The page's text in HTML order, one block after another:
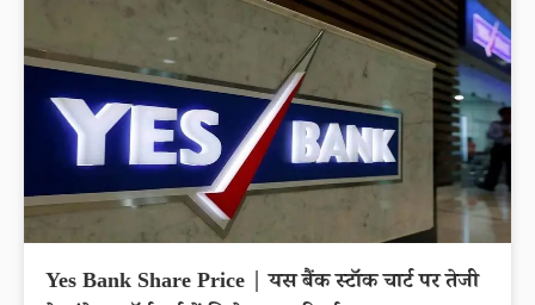
Yes Bank Share Price | यस बैंक स्टॉक चार्ट पर तेजी